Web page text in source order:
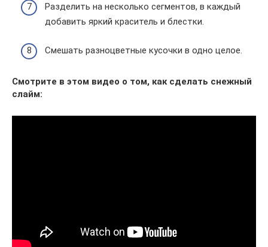
Разделить на несколько сегментов, в каждый
добавить яркий краситель и блестки.
Смешать разноцветные кусочки в одно целое.
Смотрите в этом видео о том, как сделать снежный
слайм: